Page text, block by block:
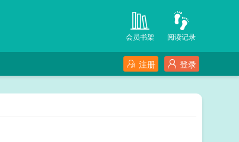
阅读记录
会员书架
登录
注册